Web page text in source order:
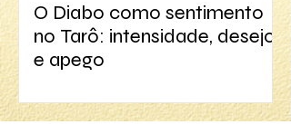
O Diabo como sentimento
no Tarô: intensidade, desejo
e apego